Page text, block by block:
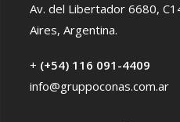
Av. del Libertador 6680,
Aires, Argentina.
+ (+54) 116 091-4409
info@gruppoconas.com.ar